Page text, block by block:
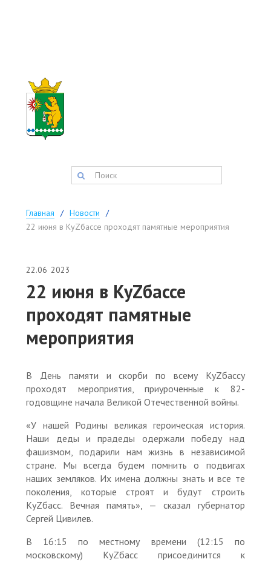
Главная
Новости
22 июня в КуZбассе проходят памятные мероприятия
22.06 2023
22 июня в КуZбассе
проходят памятные
мероприятия
В День памяти и скорби по всему КуZбассу
проходят мероприятия, приуроченные к 82-
годовщине начала Великой Отечественной войны.
«У нашей Родины великая героическая история.
Наши деды и прадеды одержали победу над
фашизмом, подарили нам жизнь в независимой
стране. Мы всегда будем помнить о подвигах
наших земляков. Их имена должны знать и все те
поколения, которые строят и будут строить
КуZбасс. Вечная память», — сказал губернатор
Сергей Цивилев.
В 16:15 по местному времени (12:15 по
московскому) КуZбасс присоединится к